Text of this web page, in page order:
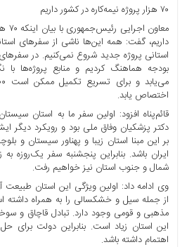
برگه
نمونه
تعرفه
درباره
۷۰ هزار پروژه نیمه‌کاره در کشور داریم
داریم، گفت: ‌همه این‌ها ناشی از سفرهای
استانی پروژه جدید شروع نمی‌کنیم. در سفرهای
بودجه هماهنگ کردیم و منابع پروژه‌ها
اختصاص یابد.
قائم‌پناه افزود: اولین سفر ما به استان
دکتر پزشکیان وفاق ملی بود و رویکرد
بر این مبنا استان زیبا و پهناور سیستان و
ایران باشد. بنابراین پنجشنبه سفر یک‌روزه
شمال و جنوب استان نیز خواهیم رفت.
وی ادامه داد: اولین ویژگی این استان
از جمله سیل و خشکسالی را به همراه داشته
مذهبی و قومی وجود دارد. تبادل قاچاق و
این استان زیاد است. بنابراین دولت برای
اهتمام ‌داشته باشد.